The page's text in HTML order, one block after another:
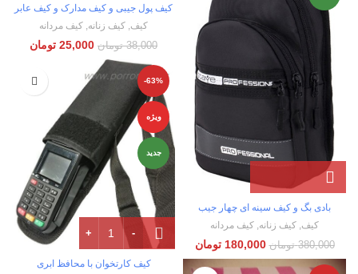
بادی بگ و کیف سینه ای چهار جیب
کیف, کیف زنانه, کیف مردانه
380,000 تومان 180,000 تومان
جدید
کیف پول جیبی و کیف مدارک و کیف عابر
کیف, کیف زنانه, کیف مردانه
38,000 تومان 25,000 تومان
-63%
ویژه
جدید
کیف کارتخوان با محافظ ابری